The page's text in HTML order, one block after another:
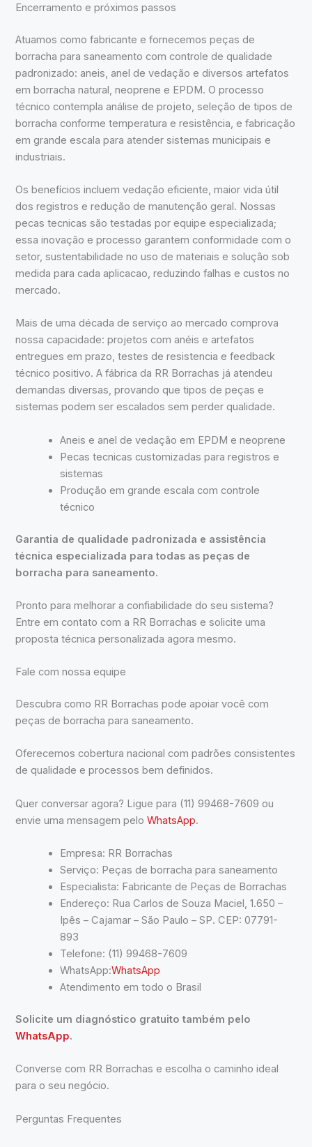
Encerramento e próximos passos
Atuamos como fabricante e fornecemos peças de
borracha para saneamento com controle de qualidade
padronizado: aneis, anel de vedação e diversos artefatos
em borracha natural, neoprene e EPDM. O processo
técnico contempla análise de projeto, seleção de tipos de
borracha conforme temperatura e resistência, e fabricação
em grande escala para atender sistemas municipais e
industriais.
Os benefícios incluem vedação eficiente, maior vida útil
dos registros e redução de manutenção geral. Nossas
pecas tecnicas são testadas por equipe especializada;
essa inovação e processo garantem conformidade com o
setor, sustentabilidade no uso de materiais e solução sob
medida para cada aplicacao, reduzindo falhas e custos no
mercado.
Mais de uma década de serviço ao mercado comprova
nossa capacidade: projetos com anéis e artefatos
entregues em prazo, testes de resistencia e feedback
técnico positivo. A fábrica da RR Borrachas já atendeu
demandas diversas, provando que tipos de peças e
sistemas podem ser escalados sem perder qualidade.
Aneis e anel de vedação em EPDM e neoprene
Pecas tecnicas customizadas para registros e
sistemas
Produção em grande escala com controle
técnico
Garantia de qualidade padronizada e assistência
técnica especializada para todas as peças de
borracha para saneamento.
Pronto para melhorar a confiabilidade do seu sistema?
Entre em contato com a RR Borrachas e solicite uma
proposta técnica personalizada agora mesmo.
Fale com nossa equipe
Descubra como RR Borrachas pode apoiar você com
peças de borracha para saneamento.
Oferecemos cobertura nacional com padrões consistentes
de qualidade e processos bem definidos.
Quer conversar agora? Ligue para (11) 99468-7609 ou
envie uma mensagem peloWhatsApp.
Empresa: RR Borrachas
Serviço: Peças de borracha para saneamento
Especialista: Fabricante de Peças de Borrachas
Endereço: Rua Carlos de Souza Maciel, 1.650 –
Ipês – Cajamar – São Paulo – SP. CEP: 07791-
893
Telefone: (11) 99468-7609
WhatsApp:WhatsApp
Atendimento em todo o Brasil
Solicite um diagnóstico gratuito também pelo
WhatsApp.
Converse com RR Borrachas e escolha o caminho ideal
para o seu negócio.
Perguntas Frequentes